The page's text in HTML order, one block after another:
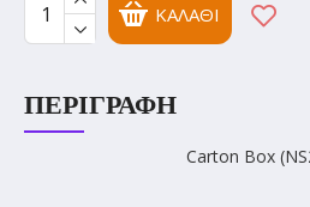
ΚΑΛΆΘΙ
ΠΕΡΙΓΡΑΦΉ
Carton Box